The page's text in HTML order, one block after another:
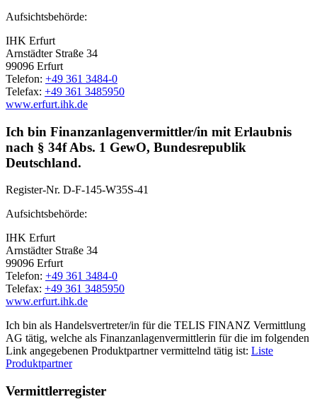
Aufsichtsbehörde:
IHK Erfurt
Arnstädter Straße 34
99096 Erfurt
Telefon: +49 361 3484-0
Telefax: +49 361 3485950
www.erfurt.ihk.de
Ich bin Finanzanlagenvermittler/in mit Erlaubnis
nach § 34f Abs. 1 GewO, Bundesrepublik
Deutschland.
Register-Nr. D-F-145-W35S-41
Aufsichtsbehörde:
IHK Erfurt
Arnstädter Straße 34
99096 Erfurt
Telefon: +49 361 3484-0
Telefax: +49 361 3485950
www.erfurt.ihk.de
Ich bin als Handelsvertreter/in für die TELIS FINANZ Vermittlung
AG tätig, welche als Finanzanlagenvermittlerin für die im folgenden
Link angegebenen Produktpartner vermittelnd tätig ist: Liste
Produktpartner
Vermittlerregister